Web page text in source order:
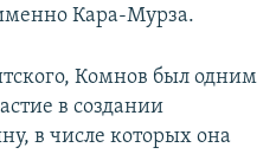
Кара-Мурза.
Комнов был одним
в создании
в числе которых она